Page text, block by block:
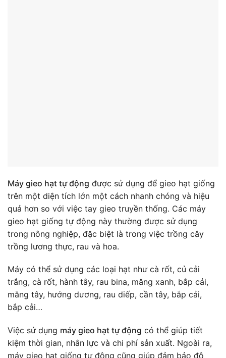
Máy gieo hạt tự động được sử dụng để gieo hạt giống
trên một diện tích lớn một cách nhanh chóng và hiệu
quả hơn so với việc tay gieo truyền thống. Các máy
gieo hạt giống tự động này thường được sử dụng
trong nông nghiệp, đặc biệt là trong việc trồng cây
trồng lương thực, rau và hoa.
Máy có thể sử dụng các loại hạt như cà rốt, củ cải
trắng, cà rốt, hành tây, rau bina, măng xanh, bắp cải,
măng tây, hướng dương, rau diếp, cần tây, bắp cải,
bắp cải…
Việc sử dụng máy gieo hạt tự động có thể giúp tiết
kiệm thời gian, nhân lực và chi phí sản xuất. Ngoài ra,
máy gieo hạt giống tự động cũng giúp đảm bảo độ